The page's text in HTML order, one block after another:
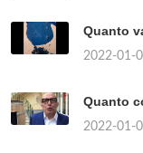
Quanto
2022-01-
Quanto
2022-01-